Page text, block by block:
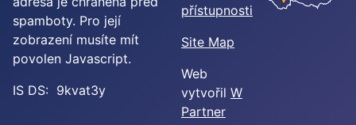
spamboty. Pro její
zobrazení musíte mít
povolen Javascript.
IS DS: 9kvat3y
přístupnosti
Site Map
Web
vytvořil W
Partner